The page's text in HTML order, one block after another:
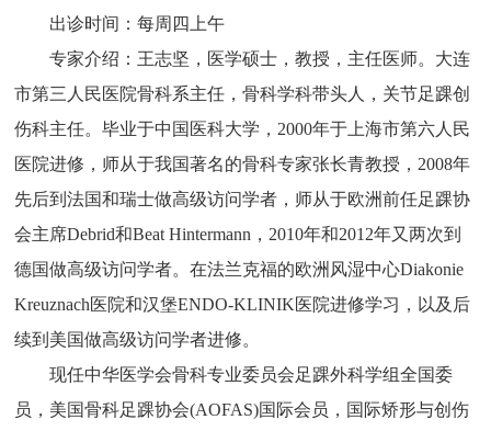
出诊时间：每周四上午
专家介绍：王志坚，医学硕士，教授，主任医师。大连
市第三人民医院骨科系主任，骨科学科带头人，关节足踝创
伤科主任。毕业于中国医科大学，2000年于上海市第六人民
医院进修，师从于我国著名的骨科专家张长青教授，2008年
先后到法国和瑞士做高级访问学者，师从于欧洲前任足踝协
会主席Debrid和Beat Hintermann，2010年和2012年又两次到
德国做高级访问学者。在法兰克福的欧洲风湿中心Diakonie
Kreuznach医院和汉堡ENDO-KLINIK医院进修学习，以及后
续到美国做高级访问学者进修。
现任中华医学会骨科专业委员会足踝外科学组全国委
员，美国骨科足踝协会(AOFAS)国际会员，国际矫形与创伤